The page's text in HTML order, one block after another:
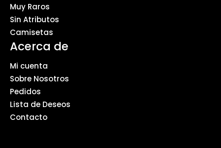
Muy Raros
Sin Atributos
Camisetas
Acerca de
Mi cuenta
Sobre Nosotros
Pedidos
Lista de Deseos
Contacto